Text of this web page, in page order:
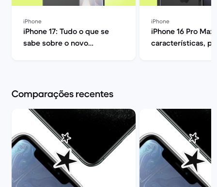
iPhone
iPhone 17: Tudo o que se
sabe sobre o novo
iPhone
iPhone 16 Pro Max:
características,
Comparações recentes